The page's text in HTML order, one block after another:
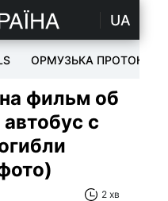
UA
ОРМУЗЬКА ПРОТОКА
фильм об
с
2 хв